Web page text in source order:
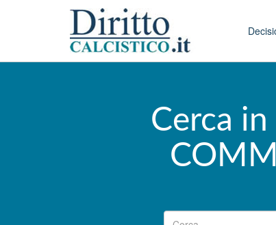
Main menu
Cerca
Ricerca per: